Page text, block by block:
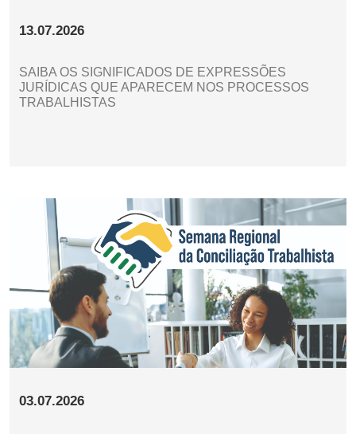
13.07.2026
SAIBA OS SIGNIFICADOS DE EXPRESSÕES
JURÍDICAS QUE APARECEM NOS PROCESSOS
TRABALHISTAS
03.07.2026